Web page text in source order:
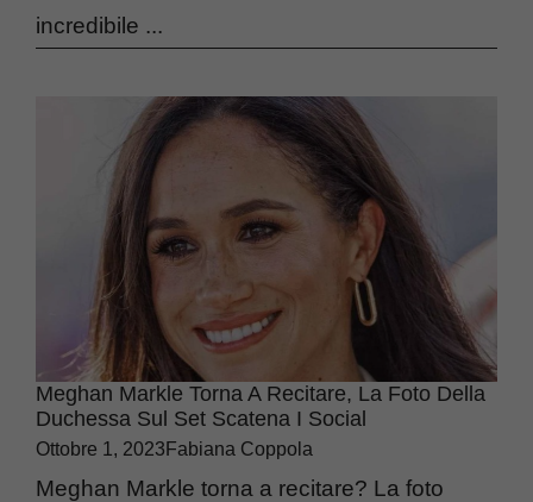
incredibile ...
Meghan Markle Torna A Recitare, La Foto Della
Duchessa Sul Set Scatena I Social
Ottobre 1, 2023 Fabiana Coppola
Meghan Markle torna a recitare? La foto